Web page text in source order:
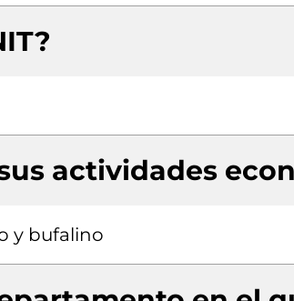
actividades
y bufalino